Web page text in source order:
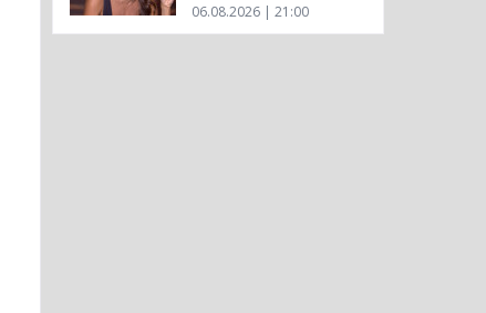
06.08.2026 | 21:00